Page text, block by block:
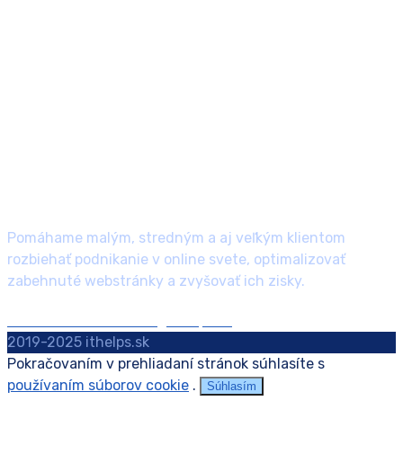
Pomáhame malým, stredným a aj veľkým klientom
rozbiehať podnikanie v online svete, optimalizovať
zabehnuté webstránky a zvyšovať ich zisky.
2019-2025 ithelps.sk
Pokračovaním v prehliadaní stránok súhlasíte s
používaním súborov cookie . Súhlasím